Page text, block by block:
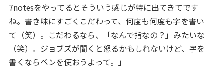
7notesをやってるとそういう感じが特に出てきてです
ね。書き味にすごくこだわって、何度も何度も字を書い
て（笑）。こだわるなら、「なんで指なの？」みたいな
（笑）。ジョブズが聞くと怒るかもしれないけど、字を
書くならペンを使おうよって。 」